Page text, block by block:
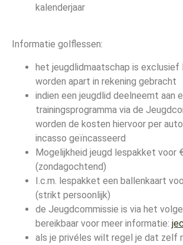
kalenderjaar
Informatie golflessen:
het jeugdlidmaatschap is exclusief
worden apart in rekening gebracht
indien een jeugdlid deelneemt aan
trainingsprogramma via de
worden de kosten hiervoor per
incasso geïncasseerd
Mogelijkheid jeugd lespakket voor
(zondagochtend)
I.c.m. lespakket een ballenkaart
(strikt persoonlijk)
de Jeugdcommissie is via het
bereikbaar voor meer informatie:
als je privéles wilt regel je dat zelf